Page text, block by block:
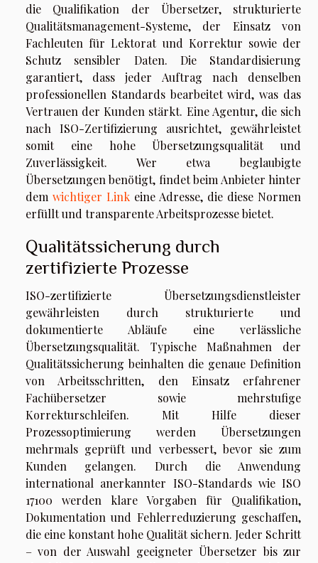
die Qualifikation der Übersetzer, strukturierte
Qualitätsmanagement-Systeme, der Einsatz von
Fachleuten für Lektorat und Korrektur sowie der
Schutz sensibler Daten. Die Standardisierung
garantiert, dass jeder Auftrag nach denselben
professionellen Standards bearbeitet wird, was das
Vertrauen der Kunden stärkt. Eine Agentur, die sich
nach ISO-Zertifizierung ausrichtet, gewährleistet
somit eine hohe Übersetzungsqualität und
Zuverlässigkeit. Wer etwa beglaubigte
Übersetzungen benötigt, findet beim Anbieter hinter
dem wichtiger Link eine Adresse, die diese Normen
erfüllt und transparente Arbeitsprozesse bietet.
Qualitätssicherung durch
zertifizierte Prozesse
ISO-zertifizierte Übersetzungsdienstleister
gewährleisten durch strukturierte und
dokumentierte Abläufe eine verlässliche
Übersetzungsqualität. Typische Maßnahmen der
Qualitätssicherung beinhalten die genaue Definition
von Arbeitsschritten, den Einsatz erfahrener
Fachübersetzer sowie mehrstufige
Korrekturschleifen. Mit Hilfe dieser
Prozessoptimierung werden Übersetzungen
mehrmals geprüft und verbessert, bevor sie zum
Kunden gelangen. Durch die Anwendung
international anerkannter ISO-Standards wie ISO
17100 werden klare Vorgaben für Qualifikation,
Dokumentation und Fehlerreduzierung geschaffen,
die eine konstant hohe Qualität sichern. Jeder Schritt
– von der Auswahl geeigneter Übersetzer bis zur